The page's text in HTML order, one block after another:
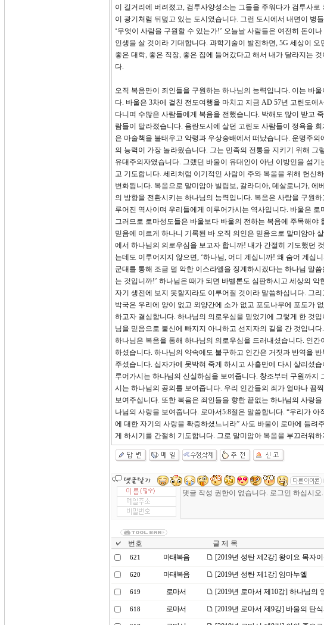
이 길거리에 버려졌고, 검투사양성소는 그들을 주워다가 검투사
이 광기처럼 뒤덮고 있는 도시였습니다. 그런 도시에서 내면이 병
‘무엇이 사람을 구원할 수 있는가!’ 오늘날 사람들은 여전히 돈이
인생을 살 것이라 기대합니다. 과학기술이 발전하면, 5G 세상이
좋은 대학, 좋은 직장, 좋은 집에 들어갔다고 해서 내가 달라지는
다.
오직 복음만이 죄인들을 구원하는 하나님의 능력입니다. 이는 바
다. 바울은 3차에 걸친 전도여행을 마치고 지금 AD 57년 고린도
다니며 수많은 사람들에게 복음을 전했습니다. 박해도 많이 받고
람들이 달라졌습니다. 음란도시에 살던 고린도 사람들이 정욕을
은 마술책을 불태우고 악령과 우상숭배에서 떠났습니다. 운명주
의 능력이 가장 놀라웠습니다. 그는 민족의 전통을 지키기 위해
유대주의자였습니다. 그랬던 바울이 유대인이 아닌 이방인을 섬
고 기도합니다. 세리처럼 이기적인 사람이 주와 복음을 위해 헌신
변화됩니다. 복음으로 말미암아 빌립보, 갈라디아, 데살로니가,
의 방향을 전환시키는 하나님의 능력입니다. 복음은 사람을 구원
루어진 역사이며 우리들에게 이루어가시는 역사입니다. 바울은
그러므로 로마성도들은 바울보다 바울의 전하는 복음에 주목해야
믿음에 이르게 하나니 기록된 바 오직 의인은 믿음으로 말미암아
에서 하나님의 의로우심을 보고자 합니까! 내가 간절히 기도했던
는데도 이루어지지 않으면, ‘하나님, 어디 계십니까! 왜 숨어 계십
군대를 통해 조금 덜 악한 이스라엘을 징계하시겠다는 하나님 말
는 것입니까!’ 하나님은 때가 되면 바벨론도 심판하시고 세상의
자기 생전에 보지 못할지라도 이루어질 것이라 말씀하십니다. 그
박국은 우리에 양이 없고 외양간에 소가 없고 포도나무에 포도가
하고자 결심합니다. 하나님의 의로우심을 믿었기에 그렇게 한 것
님을 믿음으로 불신에 빠지지 아니하고 선지자의 길을 간 것입니다.
하나님은 복음을 통해 하나님의 의로우심을 드러내셨습니다. 인
하셨습니다. 하나님의 약속에도 불구하고 인간은 거짓과 반역을
주셨습니다. 십자가에 못박혀 죽게 하시고 사흘만에 다시 살리셨
루어가시는 하나님의 신실하심을 보여줍니다. 창조부터 구원까
시는 하나님의 공의를 보여줍니다. 우리 인간들의 죄가 얼마나 끔
보여주십니다. 또한 복음은 죄인들을 향한 끝없는 하나님의 사랑
나님의 사랑을 보여줍니다. 로마서5:8절은 말씀합니다. “우리가
에 대한 자기의 사랑을 확증하셨느니라” 사도 바울이 로마에 들
게 하시기를 간절히 기도합니다. 그로 말미암아 복음을 부끄러워
번호 글 제 목
621 마태복음 [2019년 성탄 제2강] 왕이요 목자
620 마태복음 [2019년 성탄 제1강] 임마누엘
619 로마서 [2019년 로마서 제10강] 하나님의
618 로마서 [2019년 로마서 제9강] 바울의 탄